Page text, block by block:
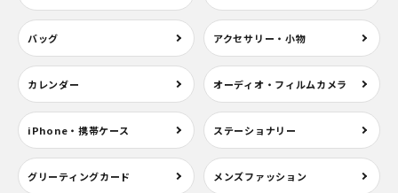
バッグ アクセサリー・小物
カレンダー オーディオ・フィルムカメラ
iPhone・携帯ケース ステーショナリー
グリーティングカード メンズファッション